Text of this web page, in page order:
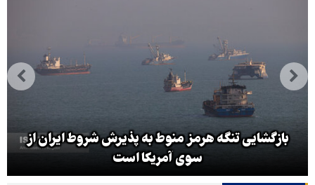
بازگشایی تنگه هرمز منوط به پذیرش شروط ایران از
سوی آمریکا است